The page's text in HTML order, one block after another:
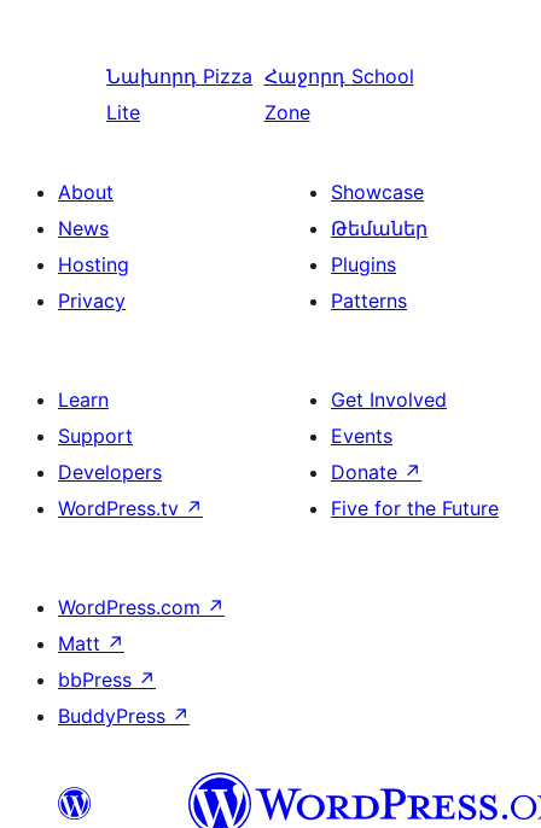
Նախորդ Pizza
Lite
Հաջորդ School
Zone
About
News
Hosting
Privacy
Showcase
Թեմաներ
Plugins
Patterns
Learn
Support
Developers
WordPress.tv ↗
Get Involved
Events
Donate ↗
Five for the Future
WordPress.com ↗
Matt ↗
bbPress ↗
BuddyPress ↗